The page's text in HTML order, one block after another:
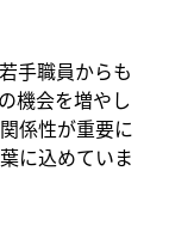
手職員からも
機会を増やし
係性が重要に
に込めていま